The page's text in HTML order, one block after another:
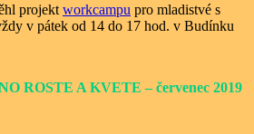
projekt workcampu pro mladistvé s
v pátek od 14 do 17 hod. v Budínku
ROSTE A KVETE – červenec 2019